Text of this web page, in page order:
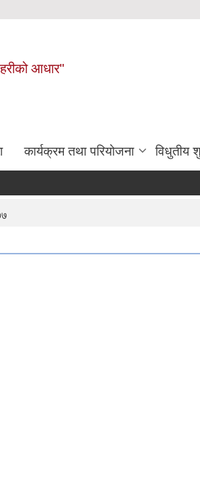
आधार"
कार्यक्रम तथा परियोजना विधुतीय